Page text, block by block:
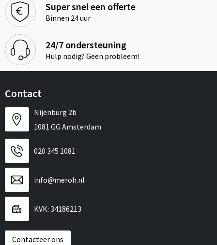
Super snel een offerte
Binnen 24 uur
24/7 ondersteuning
Hulp nodig? Geen probleem!
Contact
Nijenburg 2b
1081 GG Amsterdam
020 345 1081
info@meroh.nl
KVK: 34186213
Contacteer ons